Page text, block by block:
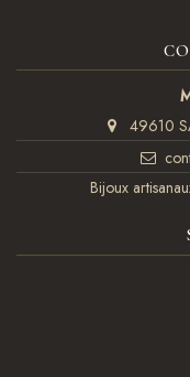
49610
Bijoux